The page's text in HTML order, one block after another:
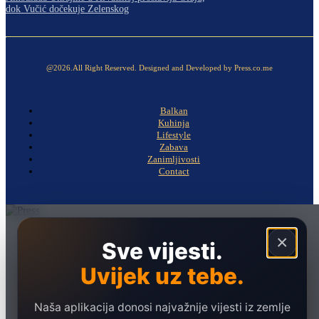
dok Vučić dočekuje Zelenskog
@2026.All Right Reserved. Designed and Developed by Press.co.me
Balkan
Kuhinja
Lifestyle
Zabava
Zanimljivosti
Contact
×
Sve vijesti.
Uvijek uz tebe.
Naša aplikacija donosi najvažnije vijesti iz zemlje